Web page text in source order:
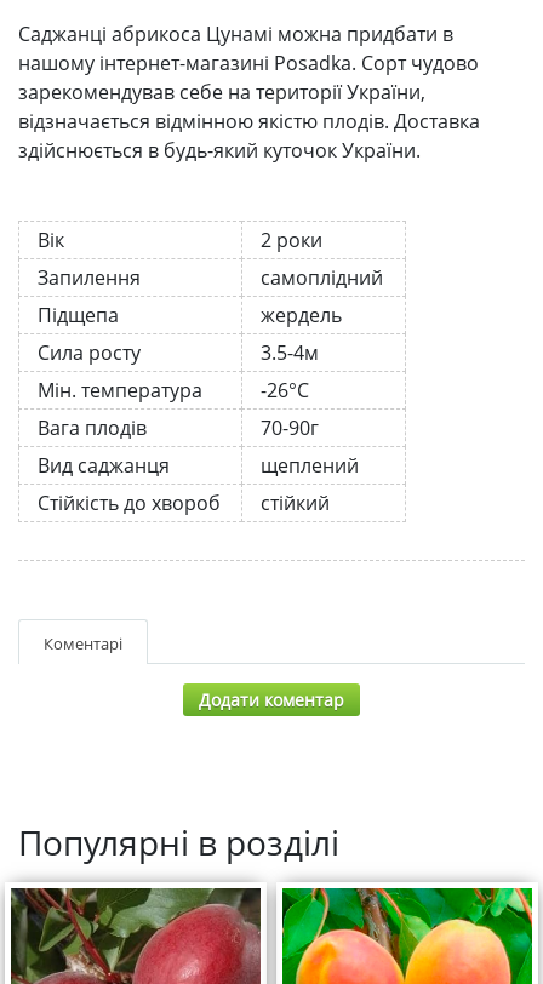
Саджанці абрикоса Цунамі можна придбати в
нашому інтернет-магазині Posadka. Сорт чудово
зарекомендував себе на території України,
відзначається відмінною якістю плодів. Доставка
здійснюється в будь-який куточок України.
Вік
2 роки
Запилення
самоплідний
Підщепа
жердель
Сила росту
3.5-4м
Мін. температура
-26°C
Вага плодів
70-90г
Вид саджанця
щеплений
Стійкість до хвороб
стійкий
Коментарі
Додати коментар
Популярні в розділі